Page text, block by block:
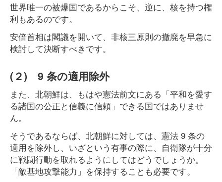
世界唯一の被爆国であるからこそ、逆に、核を持つ権
利もあるのです。
安倍首相は閣議を開いて、非核三原則の撤廃を早急に
検討して決断すべきです。
(２) 9 条の適用除外
また、北朝鮮は、もはや憲法前文にある「平和を愛す
る諸国の公正と信義に信頼」できる国ではありませ
ん。
そうであるならば、北朝鮮に対しては、憲法 9 条の
適用を除外し、いざという有事の際に、自衛隊が十分
に戦闘行動を取れるようにしてはどうでしょうか。
「敵基地攻撃能力」を保持することも必要です。